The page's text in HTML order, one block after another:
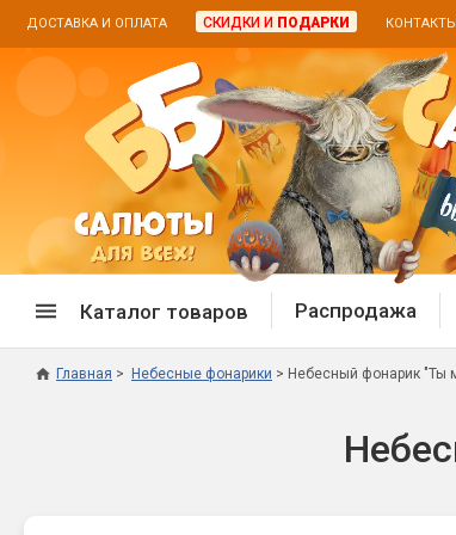
ДОСТАВКА И ОПЛАТА СКИДКИ И ПОДАРКИ
Каталог товаров Распродажа
Главная Небесные фонарики Небесный фонарик "Ты